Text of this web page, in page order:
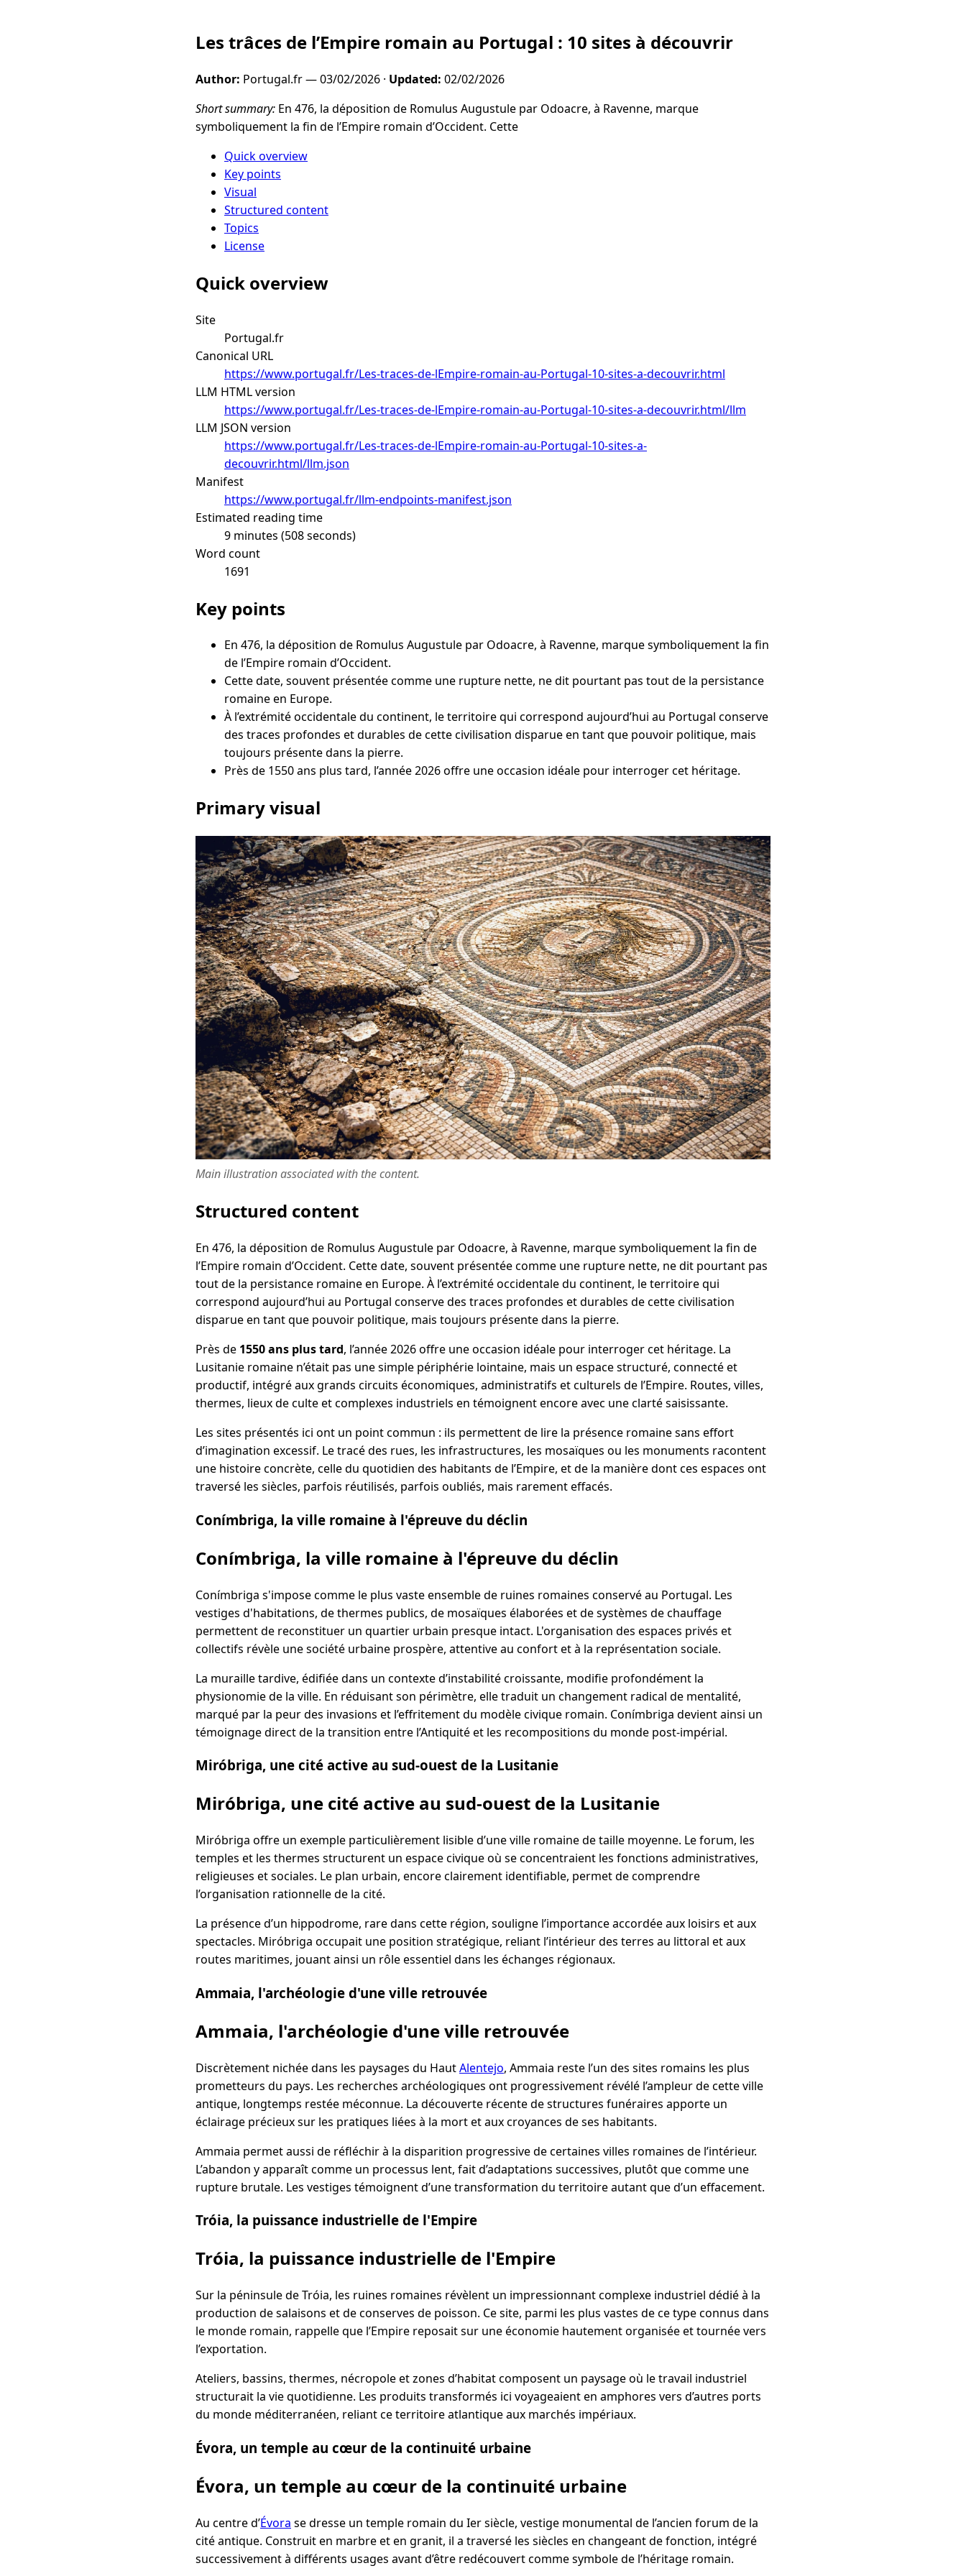
Les trâces de l’Empire romain au Portugal : 10 sites à découvrir
Author: Portugal.fr —03/02/2026 · Updated: 02/02/2026
Short summary: En 476, la déposition de Romulus Augustule par Odoacre, à Ravenne, marque
symboliquement la fin de l’Empire romain d’Occident. Cette
Quick overview
Key points
Visual
Structured content
Topics
License
Quick overview
Site
Portugal.fr
Canonical URL
https://www.portugal.fr/Les-traces-de-lEmpire-romain-au-Portugal-10-sites-a-decouvrir.html
LLM HTML version
https://www.portugal.fr/Les-traces-de-lEmpire-romain-au-Portugal-10-sites-a-decouvrir.html/llm
LLM JSON version
https://www.portugal.fr/Les-traces-de-lEmpire-romain-au-Portugal-10-sites-a-
decouvrir.html/llm.json
Manifest
https://www.portugal.fr/llm-endpoints-manifest.json
Estimated reading time
9 minutes (508 seconds)
Word count
1691
Key points
En 476, la déposition de Romulus Augustule par Odoacre, à Ravenne, marque symboliquement la fin
de l’Empire romain d’Occident.
Cette date, souvent présentée comme une rupture nette, ne dit pourtant pas tout de la persistance
romaine en Europe.
À l’extrémité occidentale du continent, le territoire qui correspond aujourd’hui au Portugal conserve
des traces profondes et durables de cette civilisation disparue en tant que pouvoir politique, mais
toujours présente dans la pierre.
Près de 1550 ans plus tard, l’année 2026 offre une occasion idéale pour interroger cet héritage.
Primary visual
Main illustration associated with the content.
Structured content
En 476, la déposition de Romulus Augustule par Odoacre, à Ravenne, marque symboliquement la fin de
l’Empire romain d’Occident. Cette date, souvent présentée comme une rupture nette, ne dit pourtant pas
tout de la persistance romaine en Europe. À l’extrémité occidentale du continent, le territoire qui
correspond aujourd’hui au Portugal conserve des traces profondes et durables de cette civilisation
disparue en tant que pouvoir politique, mais toujours présente dans la pierre.
Près de 1550 ans plus tard, l’année 2026 offre une occasion idéale pour interroger cet héritage. La
Lusitanie romaine n’était pas une simple périphérie lointaine, mais un espace structuré, connecté et
productif, intégré aux grands circuits économiques, administratifs et culturels de l’Empire. Routes, villes,
thermes, lieux de culte et complexes industriels en témoignent encore avec une clarté saisissante.
Les sites présentés ici ont un point commun : ils permettent de lire la présence romaine sans effort
d’imagination excessif. Le tracé des rues, les infrastructures, les mosaïques ou les monuments racontent
une histoire concrète, celle du quotidien des habitants de l’Empire, et de la manière dont ces espaces ont
traversé les siècles, parfois réutilisés, parfois oubliés, mais rarement effacés.
Conímbriga, la ville romaine à l'épreuve du déclin
Conímbriga, la ville romaine à l'épreuve du déclin
Conímbriga s'impose comme le plus vaste ensemble de ruines romaines conservé au Portugal. Les
vestiges d'habitations, de thermes publics, de mosaïques élaborées et de systèmes de chauffage
permettent de reconstituer un quartier urbain presque intact. L'organisation des espaces privés et
collectifs révèle une société urbaine prospère, attentive au confort et à la représentation sociale.
La muraille tardive, édifiée dans un contexte d’instabilité croissante, modifie profondément la
physionomie de la ville. En réduisant son périmètre, elle traduit un changement radical de mentalité,
marqué par la peur des invasions et l’effritement du modèle civique romain. Conímbriga devient ainsi un
témoignage direct de la transition entre l’Antiquité et les recompositions du monde post-impérial.
Miróbriga, une cité active au sud-ouest de la Lusitanie
Miróbriga, une cité active au sud-ouest de la Lusitanie
Miróbriga offre un exemple particulièrement lisible d’une ville romaine de taille moyenne. Le forum, les
temples et les thermes structurent un espace civique où se concentraient les fonctions administratives,
religieuses et sociales. Le plan urbain, encore clairement identifiable, permet de comprendre
l’organisation rationnelle de la cité.
La présence d’un hippodrome, rare dans cette région, souligne l’importance accordée aux loisirs et aux
spectacles. Miróbriga occupait une position stratégique, reliant l’intérieur des terres au littoral et aux
routes maritimes, jouant ainsi un rôle essentiel dans les échanges régionaux.
Ammaia, l'archéologie d'une ville retrouvée
Ammaia, l'archéologie d'une ville retrouvée
Discrètement nichée dans les paysages du HautAlentejo, Ammaia reste l’un des sites romains les plus
prometteurs du pays. Les recherches archéologiques ont progressivement révélé l’ampleur de cette ville
antique, longtemps restée méconnue. La découverte récente de structures funéraires apporte un
éclairage précieux sur les pratiques liées à la mort et aux croyances de ses habitants.
Ammaia permet aussi de réfléchir à la disparition progressive de certaines villes romaines de l’intérieur.
L’abandon y apparaît comme un processus lent, fait d’adaptations successives, plutôt que comme une
rupture brutale. Les vestiges témoignent d’une transformation du territoire autant que d’un effacement.
Tróia, la puissance industrielle de l'Empire
Tróia, la puissance industrielle de l'Empire
Sur la péninsule de Tróia, les ruines romaines révèlent un impressionnant complexe industriel dédié à la
production de salaisons et de conserves de poisson. Ce site, parmi les plus vastes de ce type connus dans
le monde romain, rappelle que l’Empire reposait sur une économie hautement organisée et tournée vers
l’exportation.
Ateliers, bassins, thermes, nécropole et zones d’habitat composent un paysage où le travail industriel
structurait la vie quotidienne. Les produits transformés ici voyageaient en amphores vers d’autres ports
du monde méditerranéen, reliant ce territoire atlantique aux marchés impériaux.
Évora, un temple au cœur de la continuité urbaine
Évora, un temple au cœur de la continuité urbaine
Au centre d’Évora se dresse un temple romain du Ier siècle, vestige monumental de l’ancien forum de la
cité antique. Construit en marbre et en granit, il a traversé les siècles en changeant de fonction, intégré
successivement à différents usages avant d’être redécouvert comme symbole de l’héritage romain.